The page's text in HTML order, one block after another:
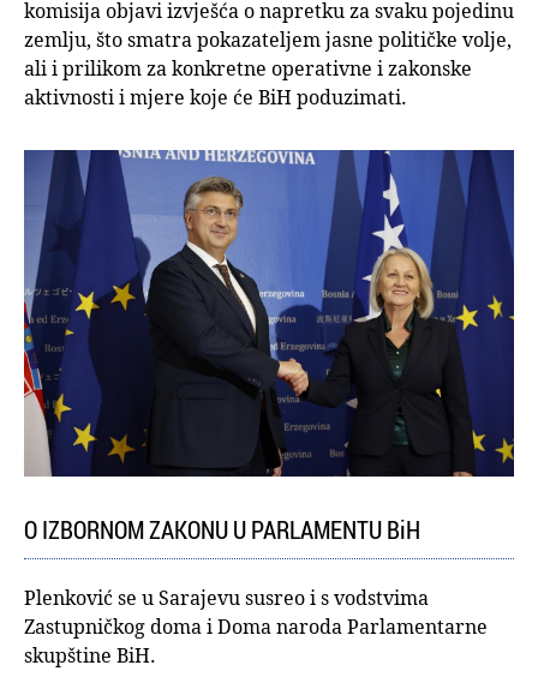
komisija objavi izvješća o napretku za svaku pojedinu
zemlju, što smatra pokazateljem jasne političke volje,
ali i prilikom za konkretne operativne i zakonske
aktivnosti i mjere koje će BiH poduzimati.
O IZBORNOM ZAKONU U PARLAMENTU BiH
Plenković se u Sarajevu susreo i s vodstvima
Zastupničkog doma i Doma naroda Parlamentarne
skupštine BiH.